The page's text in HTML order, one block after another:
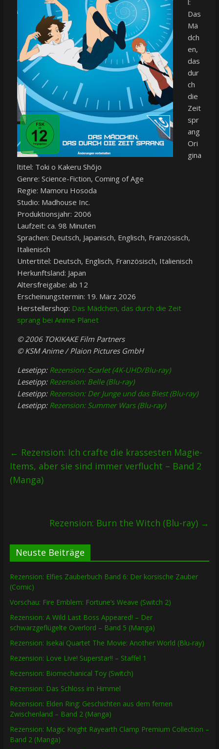
Das
Mä
dch
en,
das
dur
ch
die
Zeit
spr
ang
Ori
gina
ltitel: Toki o Kakeru Shōjo
Genre: Science-Fiction, Coming of Age
Regie: Mamoru Hosoda
Studio: Madhouse Inc.
Produktionsjahr: 2006
Laufzeit: ca. 98 Minuten
Sprachen: Deutsch, Japanisch, Englisch, Französisch,
Italienisch
Untertitel: Deutsch, Englisch, Französisch, Italienisch
Herkunftsland: Japan
Altersfreigabe: ab 12
Erscheinungstermin: 19. März 2026
Herstellershop: Das Mädchen, das durch die Zeit
sprang bei Anime Planet
© 2006 TOKIKAKE Film Partners
© KSM Anime / Plaion Pictures GmbH
Lesetipp: Rezension: Scarlet (4K-UHD/Blu-ray)
Lesetipp: Rezension: Belle (Blu-ray)
Lesetipp: Rezension: Der Junge und das Biest (Blu-ray)
Lesetipp: Rezension: Summer Wars (Blu-ray)
← Rezension: Ich crafte die krassesten Magie-
Items, aber sie sind immer verflucht – Band 2
(Manga)
Rezension: Burn the Witch (Blu-ray) →
Neuste Beiträge
Rezension: Elfies Zauberbuch Band 6: Der korsische Zauber
(Comic)
Vorschau: Fire Emblem: Fortune’s Weave (Switch 2)
Rezension: A Wild Last Boss Appeared! – Der
schwarzgeflügelte Overlord – Band 5 (Manga)
Rezension: Isekai Quartet The Movie: Another World (Blu-ray)
Rezension: Love Live! Superstar!! – Staffel 1
Rezension: Biomechanical Toy (Switch)
Rezension: Das Schloss im Himmel
Rezension: Elden Ring: Geschichten aus dem fernen
Zwischenland – Band 2 (Manga)
Rezension: Magic Knight Rayearth Clamp Premium Collection –
Band 2 (Manga)